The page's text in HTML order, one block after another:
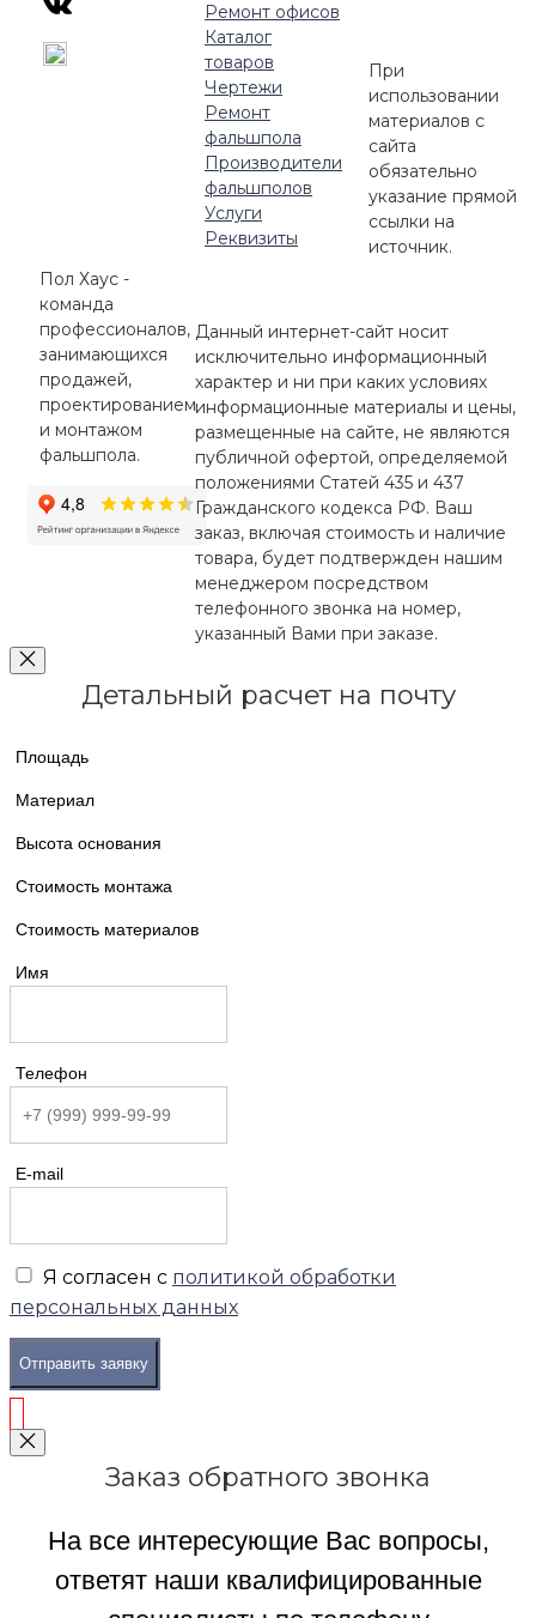
Ремонт офисов
Каталог
товаров
Чертежи
Ремонт
фальшпола
Производители
фальшполов
Услуги
Реквизиты
Пол Хаус -
команда
профессионалов,
занимающихся
продажей,
проектированием
и монтажом
фальшпола.
При
использовании
материалов с
сайта
обязательно
указание прямой
ссылки на
источник.
Данный интернет-сайт носит
исключительно информационный
характер и ни при каких условиях
информационные материалы и цены,
размещенные на сайте, не являются
публичной офертой, определяемой
положениями Статей 435 и 437
Гражданского кодекса РФ. Ваш
заказ, включая стоимость и наличие
товара, будет подтвержден нашим
менеджером посредством
телефонного звонка на номер,
указанный Вами при заказе.
Детальный расчет на почту
Площадь
Материал
Высота основания
Стоимость монтажа
Стоимость материалов
Имя
Телефон
E-mail
Я согласен с политикой обработки
персональных данных
Отправить заявку
Заказ обратного звонка
На все интересующие Вас вопросы,
ответят наши квалифицированные